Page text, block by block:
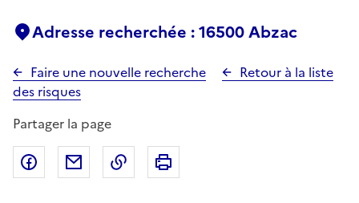
Adresse recherchée : 16500 Abzac
Faire une nouvelle recherche
Retour à la liste
des risques
Partager la page
Partager sur Facebook
Partager par emailCopier dans le presse-papier